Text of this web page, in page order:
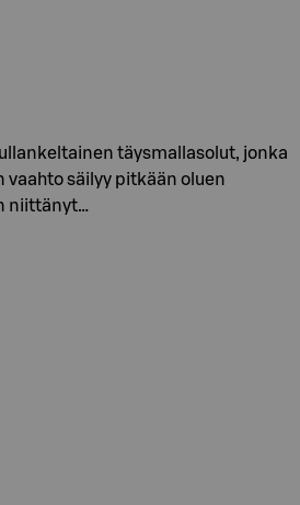
täysmallasolut, jonka
vaahto säilyy pitkään oluen
niittänyt…